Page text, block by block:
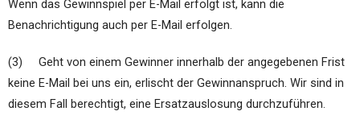
Wenn das Gewinnspiel per E-Mail erfolgt ist, kann die
Benachrichtigung auch per E-Mail erfolgen.
(3) Geht von einem Gewinner innerhalb der angegebenen Frist
keine E-Mail bei uns ein, erlischt der Gewinnanspruch. Wir sind in
diesem Fall berechtigt, eine Ersatzauslosung durchzuführen.